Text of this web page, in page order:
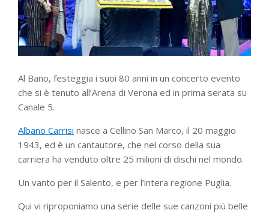
Al Bano, festeggia i suoi 80 anni in un concerto evento
che si è tenuto all’Arena di Verona ed in prima serata su
Canale 5.
Albano Carrisi nasce a Cellino San Marco, il 20 maggio
1943, ed è un cantautore, che nel corso della sua
carriera ha venduto oltre 25 milioni di dischi nel mondo.
Un vanto per il Salento, e per l’intera regione Puglia.
Qui vi riproponiamo una serie delle sue canzoni più belle